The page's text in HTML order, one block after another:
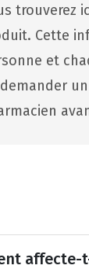
trouverez
Cette
et